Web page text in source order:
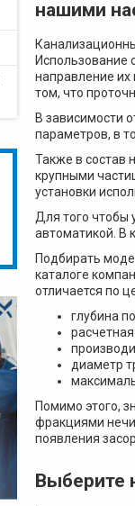
нашими
Использование
направление их
том, что
В зависимости
параметров, в
Также в состав
крупными
установки
Для того чтобы
автоматикой. В
Подбирать
каталоге
отличается по
глубина
диаметр
Помимо этого,
фракциями
появления
Выберите